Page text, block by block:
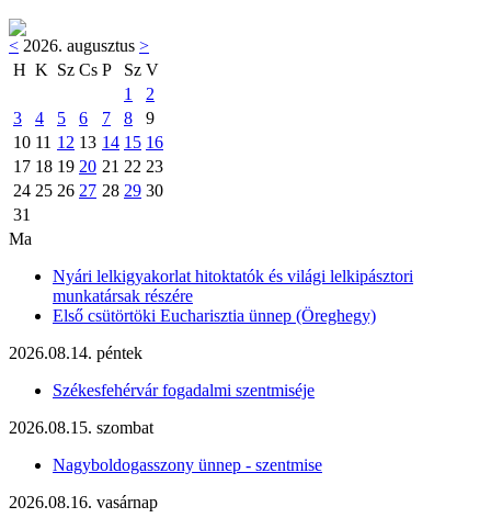
< 2026. augusztus >
H K Sz Cs P Sz V
1
2
3
4 5 6 7 8
9
10 11 12 13 14 15 16
17 18 19 20 21 22 23
24 25 26 27 28 29 30
31
Ma
Nyári lelkigyakorlat hitoktatók és világi lelkipásztori
munkatársak részére
Első csütörtöki Eucharisztia ünnep (Öreghegy)
2026.08.14. péntek
Székesfehérvár fogadalmi szentmiséje
2026.08.15. szombat
Nagyboldogasszony ünnep - szentmise
2026.08.16. vasárnap